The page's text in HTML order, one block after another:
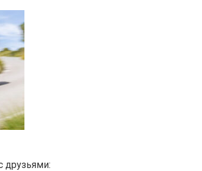
друзьями: